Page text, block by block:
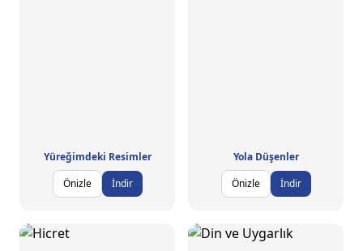
Yüreğimdeki Resimler
Önizle
İndir
Yola Düşenler
Önizle
İndir